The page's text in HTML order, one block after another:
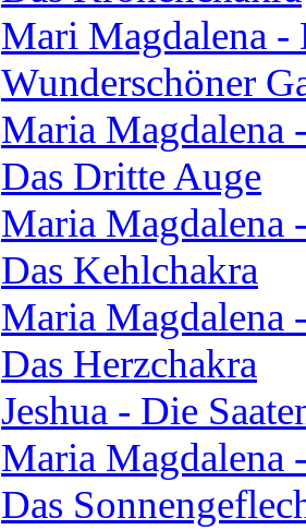
Mari Magdalena -
Wunderschöner
Maria Magdalena
Das Dritte Auge
Maria Magdalena
Das Kehlchakra
Maria Magdalena
Das Herzchakra
Jeshua - Die
Maria Magdalena
Das